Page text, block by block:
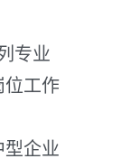
专业
位工作
企业